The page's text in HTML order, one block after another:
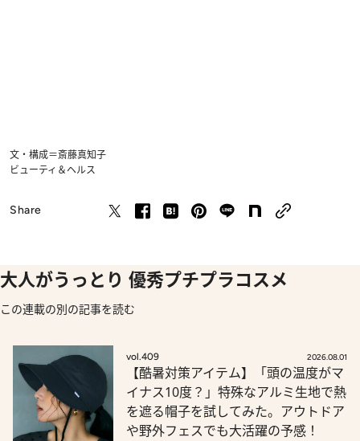
文・構成＝斎藤真知子
ビューティ＆ヘルス
Share
大人がうっとり 優秀プチプラコスメ
この連載の別の記事を読む
vol.409 2026.08.01
【酷暑対策アイテム】「頭の温度がマ
イナス10度？」特殊なアルミ生地で熱
を遮る帽子を試してみた。アウトドア
や野外フェスでも大活躍の予感！